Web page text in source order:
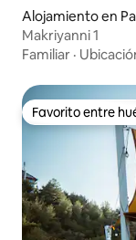
Alojamiento en
Makriyanni 1
Familiar ·
Favorito entre
Favorito entre